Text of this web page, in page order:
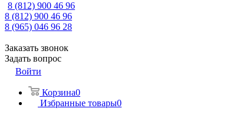
8 (812) 900 46 96
8 (812) 900 46 96
8 (965) 046 96 28
Заказать звонок
Задать вопрос
Войти
Корзина0
Избранные товары0